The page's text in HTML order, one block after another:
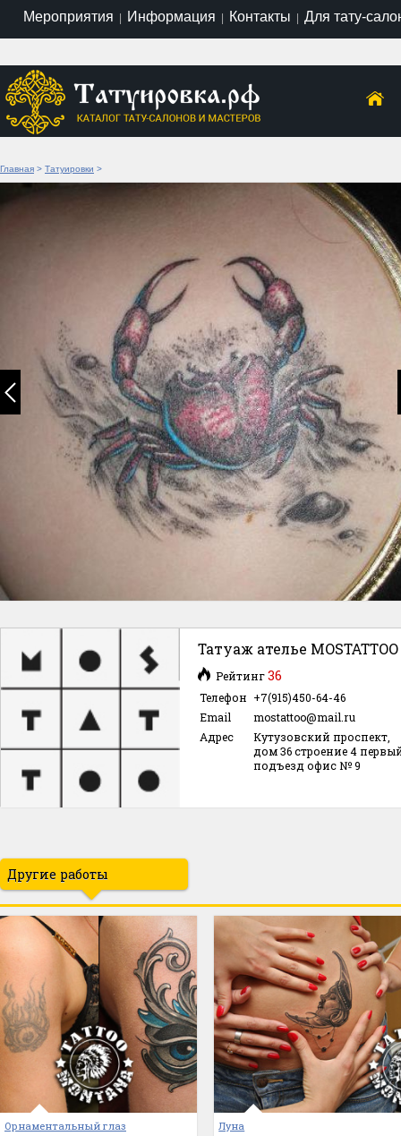
Мероприятия | Информация | Контакты | Для тату-
Главная > Татуировки >
Татуаж ателье MOSTATTOO
Рейтинг36
Телефон +7(915)450-64-46
Email
mostattoo@mail.ru
Адрес
Кутузовский проспект,
дом 36 строение 4
подъезд офис № 9
Другие работы
Орнаментальный глаз Луна